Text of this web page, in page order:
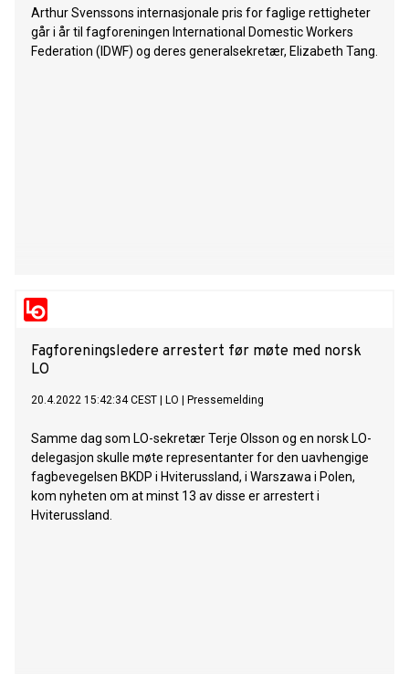
Arthur Svenssons internasjonale pris for faglige rettigheter
går i år til fagforeningen International Domestic Workers
Federation (IDWF) og deres generalsekretær, Elizabeth Tang.
Fagforeningsledere arrestert før møte med norsk
LO
20.4.2022 15:42:34 CEST LO Pressemelding
Samme dag som LO-sekretær Terje Olsson og en norsk LO-
delegasjon skulle møte representanter for den uavhengige
fagbevegelsen BKDP i Hviterussland, i Warszawa i Polen,
kom nyheten om at minst 13 av disse er arrestert i
Hviterussland.